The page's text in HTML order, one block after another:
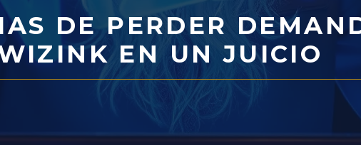
DE PERDER
EN UN JUICIO